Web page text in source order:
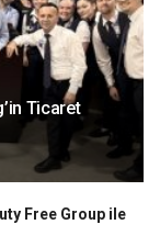
Ticaret
Free Group ile